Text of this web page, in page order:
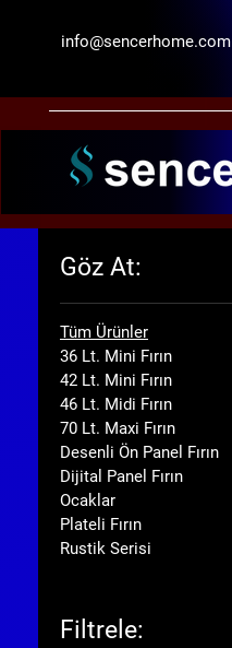
info@sencerhome.com
Göz At:
Tüm Ürünler
36 Lt. Mini Fırın
42 Lt. Mini Fırın
46 Lt. Midi Fırın
70 Lt. Maxi Fırın
Desenli Ön Panel Fırın
Dijital Panel Fırın
Ocaklar
Plateli Fırın
Rustik Serisi
Filtrele: